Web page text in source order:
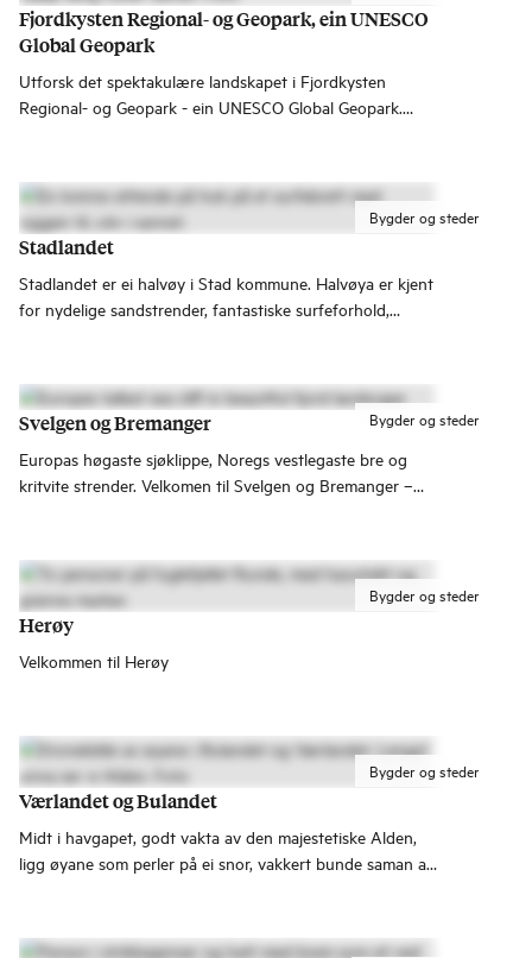
Fjordkysten Regional- og Geopark, ein UNESCO
Global Geopark
Utforsk det spektakulære landskapet i Fjordkysten
Regional- og Geopark - ein UNESCO Global Geopark.
vest i Noreg.
Bygder og steder
Stadlandet
Stadlandet er ei halvøy i Stad kommune. Halvøya er kjent
for nydelige sandstrender, fantastiske surfeforhold,
Bygder og steder
Svelgen og Bremanger
Europas høgaste sjøklippe, Noregs vestlegaste bre og
kritvite strender. Velkomen til Svelgen og Bremanger –
Bygder og steder
Herøy
Velkommen til Herøy
Bygder og steder
Værlandet og Bulandet
Midt i havgapet, godt vakta av den majestetiske Alden,
ligg øyane som perler på ei snor, vakkert bunde saman av